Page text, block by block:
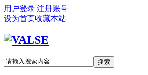
用户登录 注册账号
设为首页收藏本站
搜索